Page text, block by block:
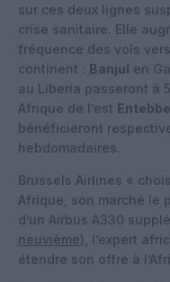
sur ces deux lignes
crise sanitaire. Elle
fréquence des vols
continent : Banjul en
au Liberia passeront à
Afrique de l’est Entebbe
bénéficieront
hebdomadaires.
Brussels Airlines «
Afrique, son marché le
d’un Airbus A330
neuvième), l’expert
étendre son offre à